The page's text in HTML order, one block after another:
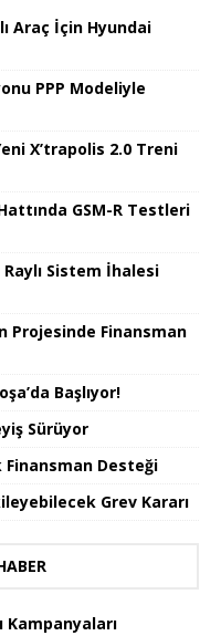
Araç İçin Hyundai
PPP Modeliyle
X’trapolis 2.0 Treni
GSM-R Testleri
Sistem İhalesi
Projesinde Finansman
Başlıyor!
Sürüyor
Finansman Desteği
Grev Kararı
Kampanyaları